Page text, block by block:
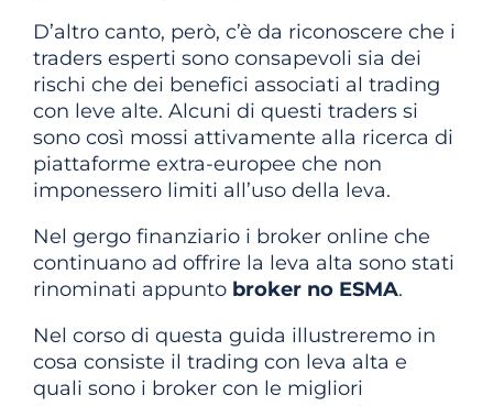
D’altro canto, però, c’è da riconoscere che i
traders esperti sono consapevoli sia dei
rischi che dei benefici associati al trading
con leve alte. Alcuni di questi traders si
sono così mossi attivamente alla ricerca di
piattaforme extra-europee che non
imponessero limiti all’uso della leva.
Nel gergo finanziario i broker online che
continuano ad offrire la leva alta sono stati
rinominati appunto broker no ESMA.
Nel corso di questa guida illustreremo in
cosa consiste il trading con leva alta e
quali sono i broker con le migliori